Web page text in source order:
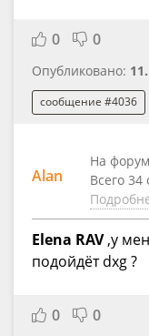
0 0
Опубликовано:
сообщение #4036
Alan
На
Всего
Elena RAV,у
подойдёт dxg ?
0 0